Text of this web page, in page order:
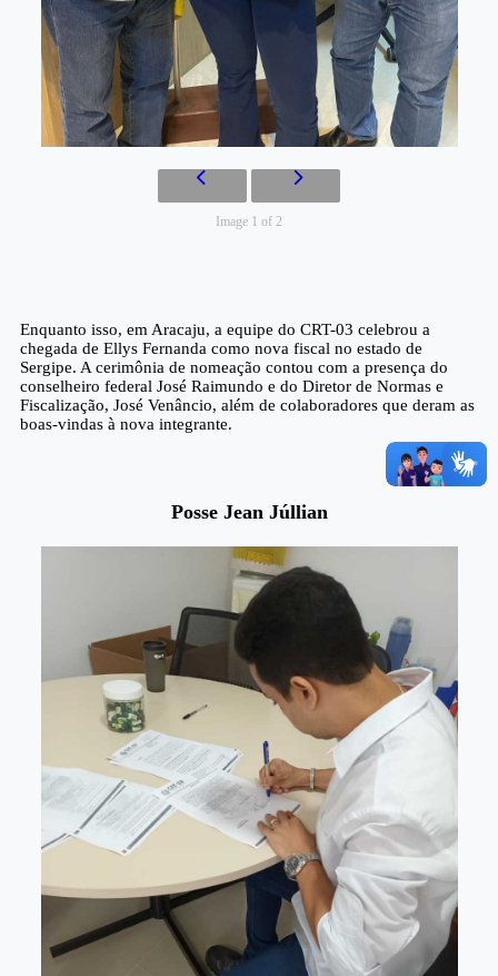
Image 1 of 2
Enquanto isso, em Aracaju, a equipe do CRT-03 celebrou a
chegada de Ellys Fernanda como nova fiscal no estado de
Sergipe. A cerimônia de nomeação contou com a presença do
conselheiro federal José Raimundo e do Diretor de Normas e
Fiscalização, José Venâncio, além de colaboradores que deram as
boas-vindas à nova integrante.
Posse Jean Júllian